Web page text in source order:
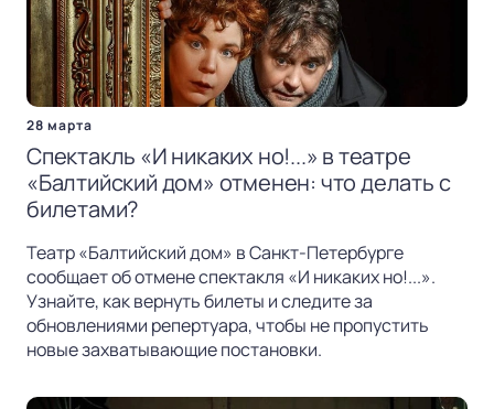
28 марта
Спектакль «И никаких но!...» в театре
«Балтийский дом» отменен: что делать с
билетами?
Театр «Балтийский дом» в Санкт-Петербурге
сообщает об отмене спектакля «И никаких но!...».
Узнайте, как вернуть билеты и следите за
обновлениями репертуара, чтобы не пропустить
новые захватывающие постановки.